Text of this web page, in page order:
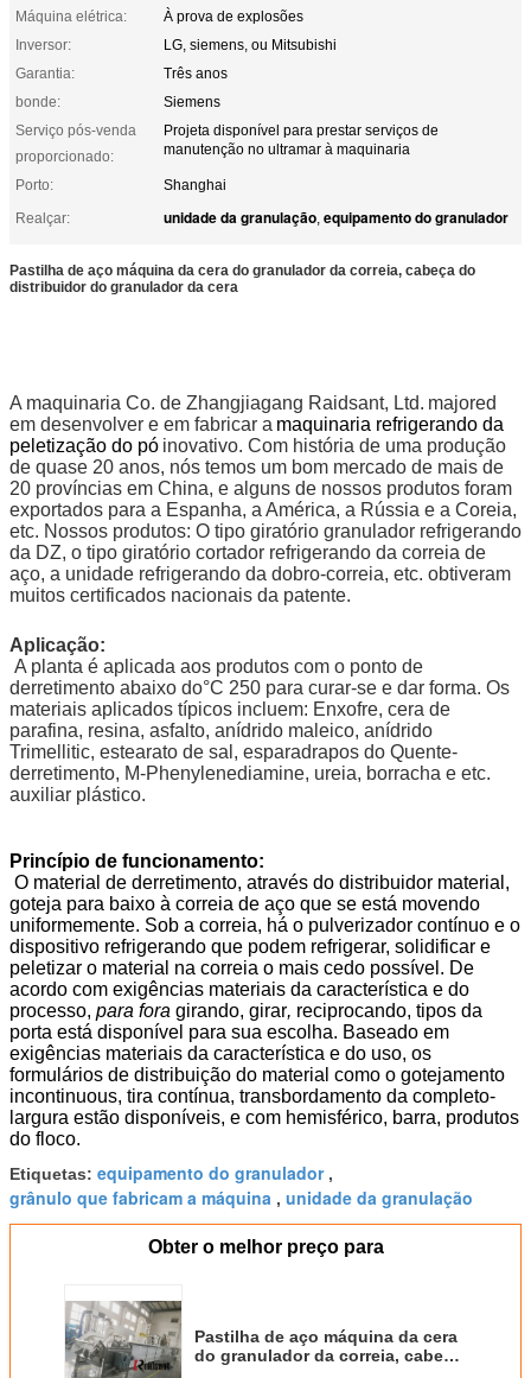
Máquina elétrica:
À prova de explosões
Inversor:
LG, siemens, ou Mitsubishi
Garantia:
Três anos
bonde:
Siemens
Serviço pós-venda
proporcionado:
Projeta disponível para prestar serviços de
manutenção no ultramar à maquinaria
Porto:
Shanghai
Realçar:
unidade da granulação, equipamento do granulador
Pastilha de aço máquina da cera do granulador da correia, cabeça do
distribuidor do granulador da cera
A maquinaria Co. de Zhangjiagang Raidsant, Ltd. majored
em desenvolver e em fabricar a maquinaria refrigerando da
peletização do pó inovativo. Com história de uma produção
de quase 20 anos, nós temos um bom mercado de mais de
20 províncias em China, e alguns de nossos produtos foram
exportados para a Espanha, a América, a Rússia e a Coreia,
etc. Nossos produtos: O tipo giratório granulador refrigerando
da DZ, o tipo giratório cortador refrigerando da correia de
aço, a unidade refrigerando da dobro-correia, etc. obtiveram
muitos certificados nacionais da patente.
Aplicação:
A planta é aplicada aos produtos com o ponto de
derretimento abaixo do°C 250 para curar-se e dar forma. Os
materiais aplicados típicos incluem: Enxofre, cera de
parafina, resina, asfalto, anídrido maleico, anídrido
Trimellitic, estearato de sal, esparadrapos do Quente-
derretimento, M-Phenylenediamine, ureia, borracha e etc.
auxiliar plástico.
Princípio de funcionamento:
O material de derretimento, através do distribuidor material,
goteja para baixo à correia de aço que se está movendo
uniformemente. Sob a correia, há o pulverizador contínuo e o
dispositivo refrigerando que podem refrigerar, solidificar e
peletizar o material na correia o mais cedo possível. De
acordo com exigências materiais da característica e do
processo, para fora girando, girar, reciprocando, tipos da
porta está disponível para sua escolha. Baseado em
exigências materiais da característica e do uso, os
formulários de distribuição do material como o gotejamento
incontinuous, tira contínua, transbordamento da completo-
largura estão disponíveis, e com hemisférico, barra, produtos
do floco.
Etiquetas: equipamento do granulador,
grânulo que fabricam a máquina , unidade da granulação
Obter o melhor preço para
Pastilha de aço máquina da cera
do granulador da correia, cabeça